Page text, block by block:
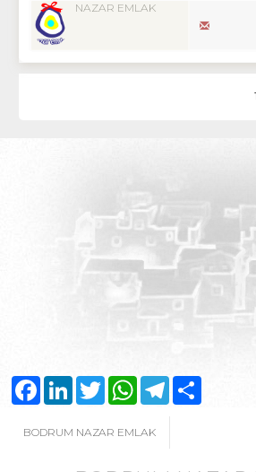
NAZAR EMLAK
BODRUM NAZAR EMLAK
FacebookLinkedInTwitter WhatsAppTelegram